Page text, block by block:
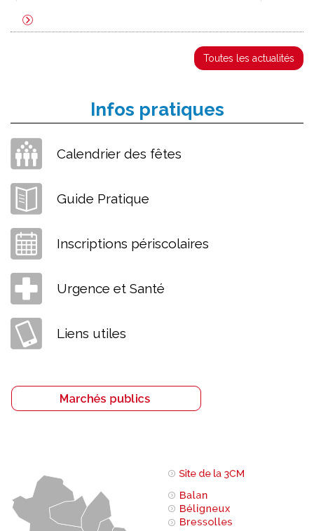
Toutes les actualités
Infos pratiques
Calendrier des fêtes
Guide Pratique
Inscriptions périscolaires
Urgence et Santé
Liens utiles